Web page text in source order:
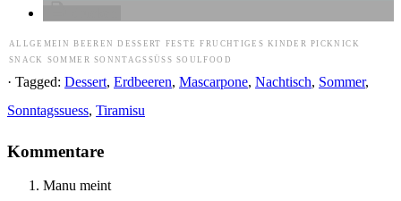
ALLGEMEIN BEEREN DESSERT FESTE FRUCHTIGES KINDER
PICKNICK
SNACK
SOMMER SONNTAGSSÜSS SOULFOOD
· Tagged: Dessert, Erdbeeren, Mascarpone, Nachtisch, Sommer,
Sonntagssuess, Tiramisu
Kommentare
Manu meint